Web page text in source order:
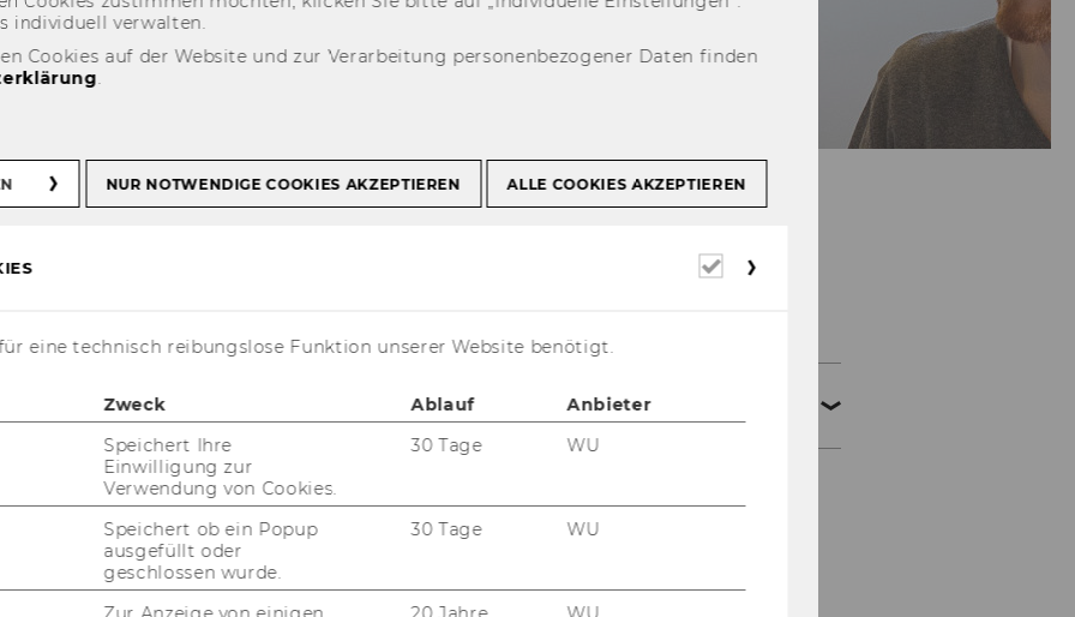
aktuell nur auf Englisch verfügbar.
Kooperationen &
Seamless Learning
Conference 2025
in­di­vi­du­ell ver­wal­ten.
Cookies auf der Website und zur Verarbeitung personenbezogener Daten finden
.
NUR NOTWENDIGE COOKIES AKZEPTIEREN ALLE COOKIES AKZEPTIEREN
Erforderliche
eine technisch reibungslose Funktion unserer Website benötigt.
Zweck Ablauf
Anbieter
Speichert Ihre
Einwilligung zur
Verwendung von Cookies.
30 Tage WU
Speichert ob ein Popup
ausgefüllt oder
geschlossen wurde.
30 Tage WU